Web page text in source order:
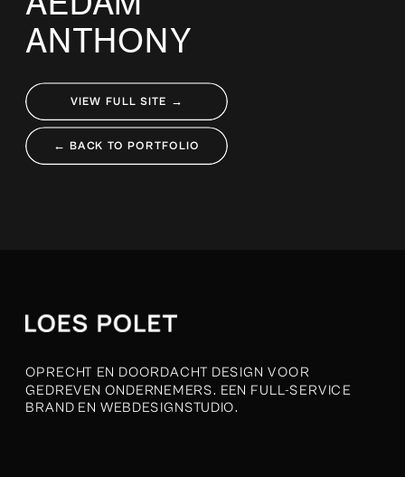
← BACK TO PORTFOLIO
VIEW FULL SITE →
ANTHONY
OPRECHT EN DOORDACHT DESIGN VOOR
GEDREVEN ONDERNEMERS. EEN FULL-SERVICE
BRAND EN WEBDESIGNSTUDIO.